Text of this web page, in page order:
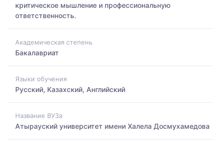
критическое мышление и профессиональную
ответственность.
Академическая степень
Бакалавриат
Языки обучения
Русский, Казахский, Английский
Название ВУЗа
Атырауский университет имени Халела Досмухамедова